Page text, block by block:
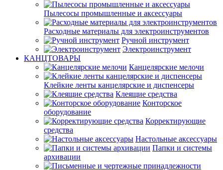
Пылесосы промышленные и аксессуары
Расходные материалы для электроинструментов
Ручной инструмент
Электроинструмент
КАНЦТОВАРЫ
Канцелярские мелочи
Клейкие ленты канцелярские и диспенсеры
Клеящие средства
Конторское
оборудование
Корректирующие
средства
Настольные аксессуары
Папки и системы
архивации